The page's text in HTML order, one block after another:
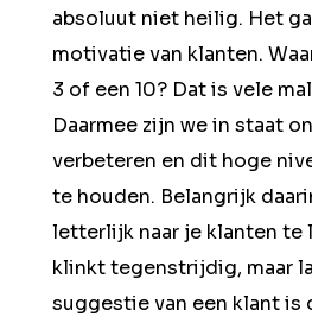
absoluut niet heilig. Het
motivatie van klanten.
3 of een 10? Dat is vele
Daarmee zijn we in staat
verbeteren en dit hoge
te houden. Belangrijk
letterlijk naar je klanten te
klinkt tegenstrijdig, maar
suggestie van een klant is